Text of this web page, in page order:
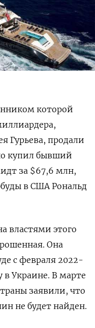
которой
Гурьева, продали
купил бывший
за $67,6 млн,
в США Рональд
властями этого
Она
с февраля 2022-
в Украине. В марте
заявили, что
не будет найден.